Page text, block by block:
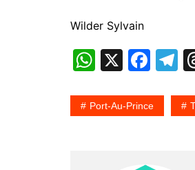
Wilder Sylvain
W
at
X
F
c
T
e
Port-Au-Prince